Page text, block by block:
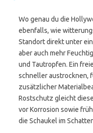
Wo genau du die
ebenfalls, wie
Standort direkt unter
aber auch mehr
und Tautropfen. Ein
schneller austrocknen,
zusätzlicher
Rostschutz gleicht
vor Korrosion sowie
die Schaukel im